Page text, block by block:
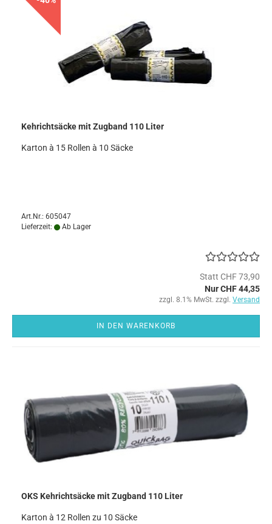
Kehrichtsäcke mit Zugband 110 Liter
Karton à 15 Rollen à 10 Säcke
Art.Nr.: 605047
Lieferzeit:
Ab Lager
Statt CHF 73,90
Nur CHF 44,35
zzgl. 8.1% MwSt. zzgl. Versand
IN DEN WARENKORB
OKS Kehrichtsäcke mit Zugband 110 Liter
Karton à 12 Rollen zu 10 Säcke